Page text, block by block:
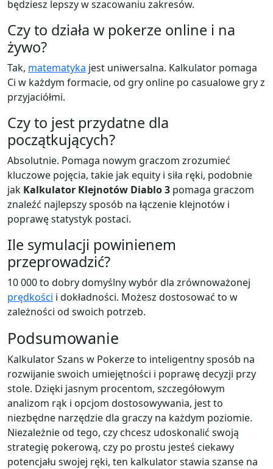
będziesz lepszy w szacowaniu zakresów.
Czy to działa w pokerze online i na
żywo?
Tak, matematyka jest uniwersalna. Kalkulator pomaga
Ci w każdym formacie, od gry online po casualowe gry z
przyjaciółmi.
Czy to jest przydatne dla
początkujących?
Absolutnie. Pomaga nowym graczom zrozumieć
kluczowe pojęcia, takie jak equity i siła ręki, podobnie
jak Kalkulator Klejnotów Diablo 3 pomaga graczom
znaleźć najlepszy sposób na łączenie klejnotów i
poprawę statystyk postaci.
Ile symulacji powinienem
przeprowadzić?
10 000 to dobry domyślny wybór dla zrównoważonej
prędkości i dokładności. Możesz dostosować to w
zależności od swoich potrzeb.
Podsumowanie
Kalkulator Szans w Pokerze to inteligentny sposób na
rozwijanie swoich umiejętności i poprawę decyzji przy
stole. Dzięki jasnym procentom, szczegółowym
analizom rąk i opcjom dostosowywania, jest to
niezbędne narzędzie dla graczy na każdym poziomie.
Niezależnie od tego, czy chcesz udoskonalić swoją
strategię pokerową, czy po prostu jesteś ciekawy
potencjału swojej ręki, ten kalkulator stawia szanse na